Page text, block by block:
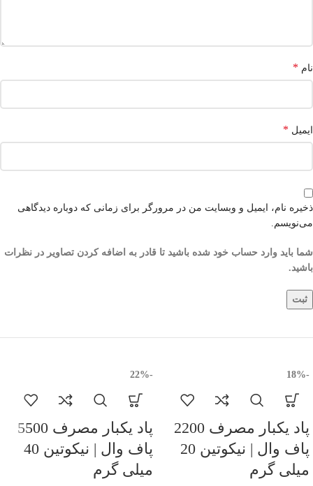
نام *
ایمیل *
ذخیره نام، ایمیل و وبسایت من در مرورگر برای زمانی که دوباره دیدگاهی
می‌نویسم.
شما باید وارد حساب خود شده باشید تا قادر به اضافه کردن تصاویر در نظرات
باشید.
-18%
پاد یکبار مصرف 2200
پاف وال | نیکوتین 20
میلی گرم
-22%
پاد یکبار مصرف 5500
پاف وال | نیکوتین 40
میلی گرم